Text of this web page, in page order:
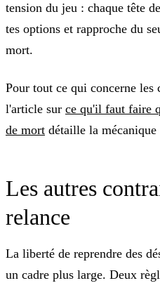
tension du jeu : chaque tête
tes options et rapproche du
mort.
Pour tout ce qui concerne les
l'article sur ce qu'il faut faire
de mort détaille la mécanique
Les autres
relance
La liberté de reprendre des
un cadre plus large. Deux